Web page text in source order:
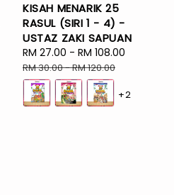
KISAH MENARIK 25
RASUL (SIRI 1 - 4) -
USTAZ ZAKI SAPUAN
Sale
price
RM 27.00 - RM 108.00
RM 30.00-RM 120.00
+2